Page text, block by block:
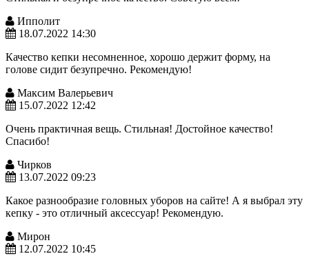
Ипполит
18.07.2022 14:30
Качество кепки несомненное, хорошо держит форму, на
голове сидит безупречно. Рекомендую!
Максим Валерьевич
15.07.2022 12:42
Очень практичная вещь. Стильная! Достойное качество!
Спасибо!
Чирков
13.07.2022 09:23
Какое разнообразие головных уборов на сайте! А я выбрал эту
кепку - это отличный аксессуар! Рекомендую.
Мирон
12.07.2022 10:45